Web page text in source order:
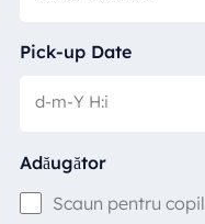
Pick-up Date
Adăugător
Scaun pentru copil